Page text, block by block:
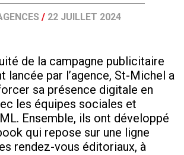
/ 22 JUILLET 2024
de la campagne publicitaire
lancée par l’agence, St-Michel a
sa présence digitale en
les équipes sociales et
Ensemble, ils ont développé
qui repose sur une ligne
rendez-vous éditoriaux, à